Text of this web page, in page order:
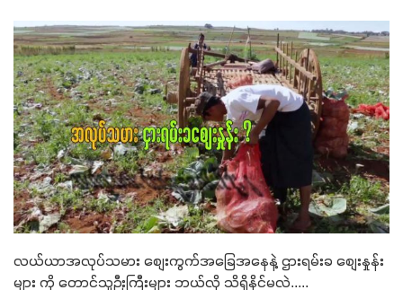
လယ်ယာအလုပ်သမား စျေးကွက်အခြေအနေနဲ့ ဌားရမ်းခ စျေးနှုန်း
များ ကို တောင်သူဉီးကြီးများ ဘယ်လို သိရှိနိုင်မလဲ.....